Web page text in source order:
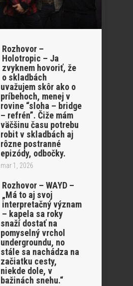
Rozhovor –
Holotropic – Ja
zvyknem hovoriť, že
o skladbách
uvažujem skôr ako o
príbehoch, menej v
rovine “sloha – bridge
– refrén”. Čiže mám
väčšinu času potrebu
robit v skladbách aj
rôzne postranné
epizódy, odbočky.
mar 1, 2026
Rozhovor – WAYD –
„Má to aj svoj
interpretačný význam
– kapela sa roky
snaží dostať na
pomyselný vrchol
undergroundu, no
stále sa nachádza na
začiatku cesty,
niekde dole, v
bažinách snehu.“